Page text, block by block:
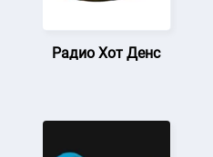
Радио Хот Денс